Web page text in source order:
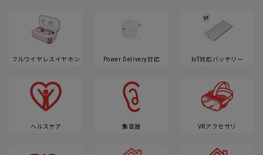
フルワイヤレスイヤホン Power Delivery対応 IoT対応バッテリー
ヘルスケア 集音器 VRアクセサリ